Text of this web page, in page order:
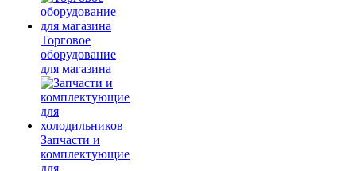
Торговое
оборудование
для магазина
Запчасти и
комплектующие
для